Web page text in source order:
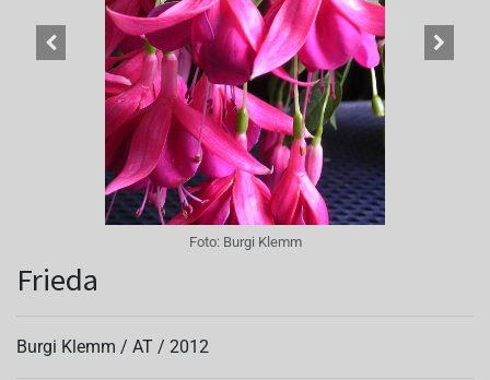
Foto: Burgi Klemm
Frieda
Burgi Klemm / AT / 2012